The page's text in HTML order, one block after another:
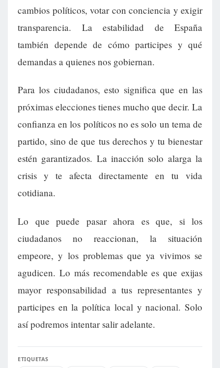
cambios políticos, votar con conciencia y exigir
transparencia. La estabilidad de España
también depende de cómo participes y qué
demandas a quienes nos gobiernan.
Para los ciudadanos, esto significa que en las
próximas elecciones tienes mucho que decir. La
confianza en los políticos no es solo un tema de
partido, sino de que tus derechos y tu bienestar
estén garantizados. La inacción solo alarga la
crisis y te afecta directamente en tu vida
cotidiana.
Lo que puede pasar ahora es que, si los
ciudadanos no reaccionan, la situación
empeore, y los problemas que ya vivimos se
agudicen. Lo más recomendable es que exijas
mayor responsabilidad a tus representantes y
participes en la política local y nacional. Solo
así podremos intentar salir adelante.
ETIQUETAS